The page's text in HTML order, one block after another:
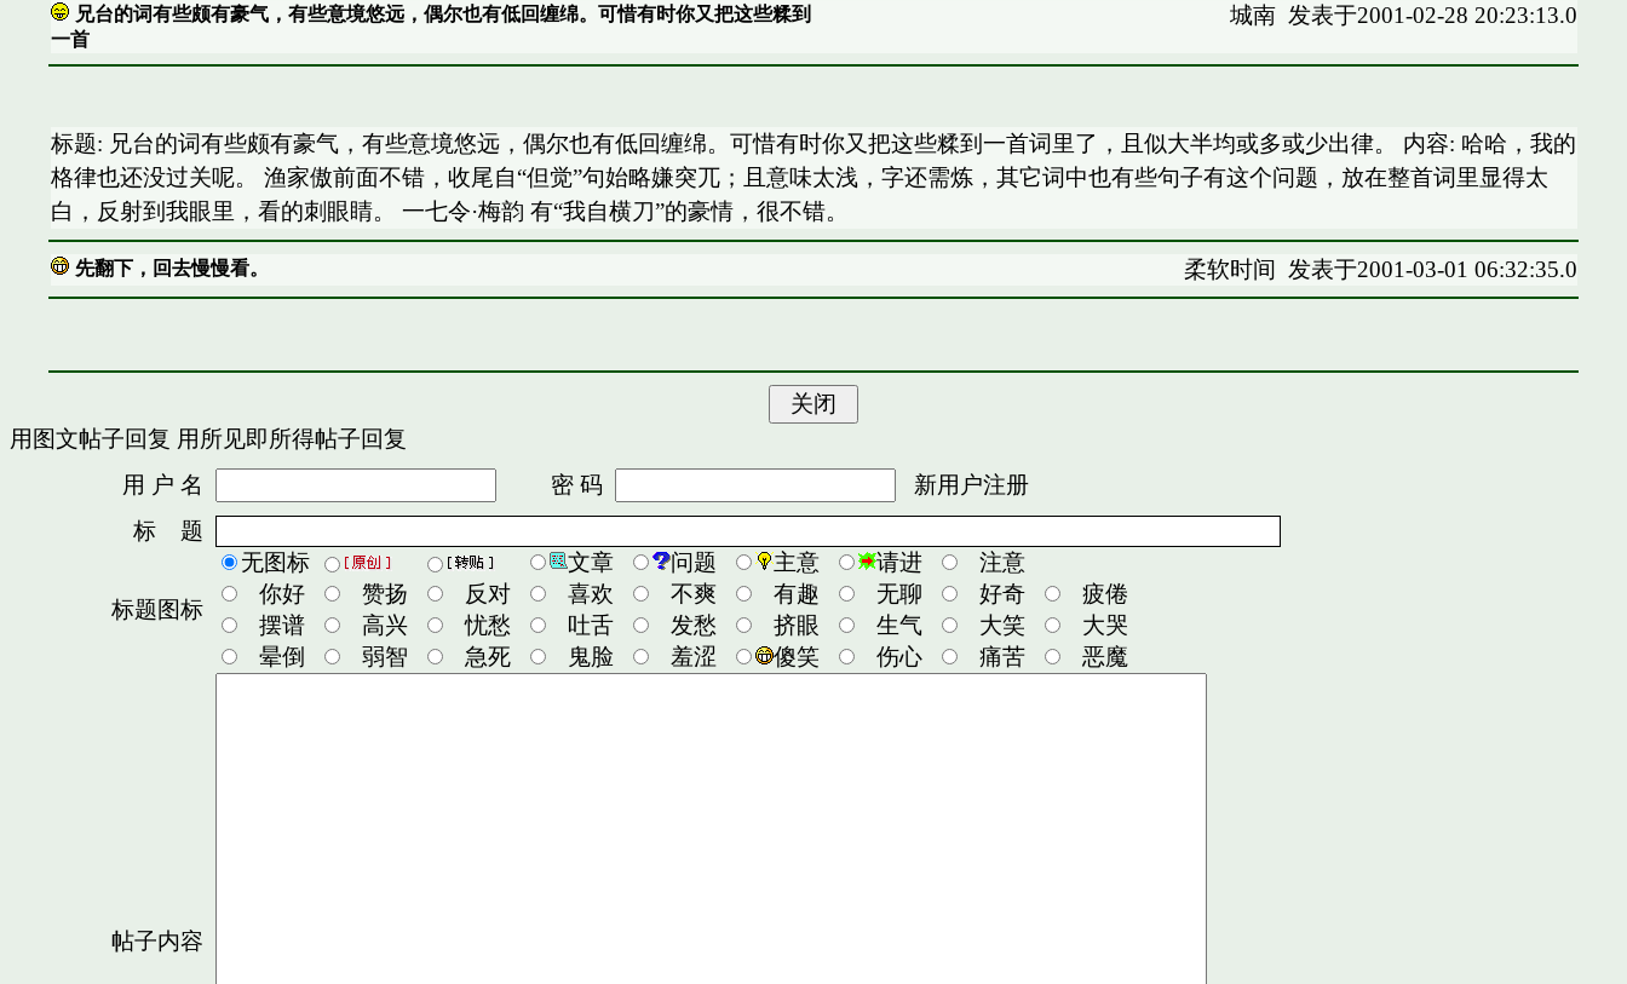
兄台的词有些颇有豪气，有些意境悠远，偶尔也有低回缠绵。可惜有时你又把这些糅到
一首
城南发表于2001-02-28 20:23:13.0
标题: 兄台的词有些颇有豪气，有些意境悠远，偶尔也有低回缠绵。可惜有时你又把这些糅到一首词里了，且似大半均或多或少出律。 内容: 哈哈，我的
格律也还没过关呢。 渔家傲前面不错，收尾自“但觉”句始略嫌突兀；且意味太浅，字还需炼，其它词中也有些句子有这个问题，放在整首词里显得太
白，反射到我眼里，看的刺眼睛。 一七令·梅韵 有“我自横刀”的豪情，很不错。
先翻下，回去慢慢看。 柔软时间 发表于2001-03-01 06:32:35.0
用图文帖子回复 用所见即所得帖子回复
用 户 名
密 码
新用户注册
标 题
标题图标
无图标 文章 问题 主意 请进
注意
你好
赞扬 反对 喜欢 不爽 有趣 无聊 好奇
疲倦
摆谱
高兴 忧愁 吐舌 发愁 挤眼 生气 大笑
大哭
晕倒
弱智 急死 鬼脸 羞涩 傻笑 伤心 痛苦 恶魔
帖子内容